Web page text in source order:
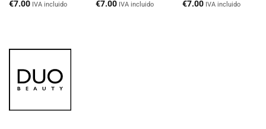
€7.00 IVA incluido
€7.00 IVA incluido
€7.00 IVA incluido